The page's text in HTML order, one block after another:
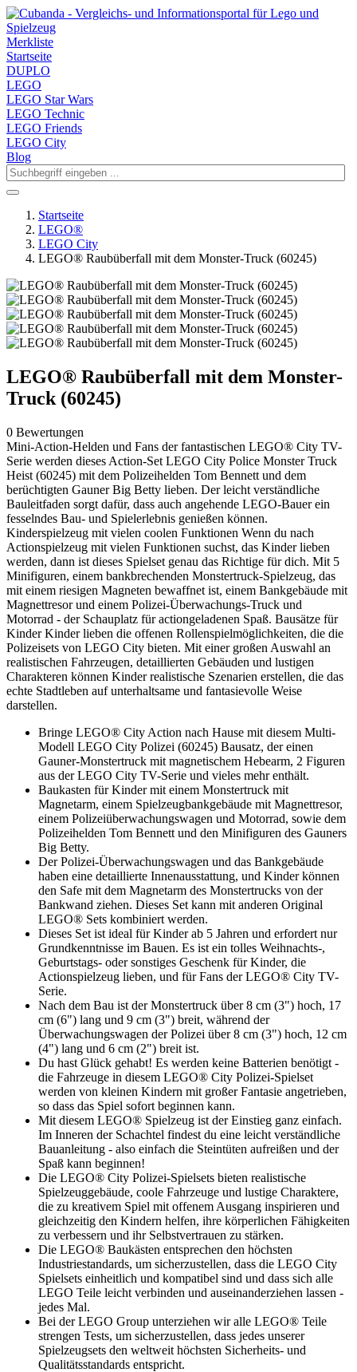
Merkliste
Startseite
DUPLO
LEGO
LEGO Star Wars
LEGO Technic
LEGO Friends
LEGO City
Blog
Startseite
LEGO®
LEGO City
LEGO® Raubüberfall mit dem Monster-Truck (60245)
LEGO® Raubüberfall mit dem Monster-
Truck (60245)
0 Bewertungen
Mini-Action-Helden und Fans der fantastischen LEGO® City TV-
Serie werden dieses Action-Set LEGO City Police Monster Truck
Heist (60245) mit dem Polizeihelden Tom Bennett und dem
berüchtigten Gauner Big Betty lieben. Der leicht verständliche
Bauleitfaden sorgt dafür, dass auch angehende LEGO-Bauer ein
fesselndes Bau- und Spielerlebnis genießen können.
Kinderspielzeug mit vielen coolen Funktionen Wenn du nach
Actionspielzeug mit vielen Funktionen suchst, das Kinder lieben
werden, dann ist dieses Spielset genau das Richtige für dich. Mit 5
Minifiguren, einem bankbrechenden Monstertruck-Spielzeug, das
mit einem riesigen Magneten bewaffnet ist, einem Bankgebäude mit
Magnettresor und einem Polizei-Überwachungs-Truck und
Motorrad - der Schauplatz für actiongeladenen Spaß. Bausätze für
Kinder Kinder lieben die offenen Rollenspielmöglichkeiten, die die
Polizeisets von LEGO City bieten. Mit einer großen Auswahl an
realistischen Fahrzeugen, detaillierten Gebäuden und lustigen
Charakteren können Kinder realistische Szenarien erstellen, die das
echte Stadtleben auf unterhaltsame und fantasievolle Weise
darstellen.
Bringe LEGO® City Action nach Hause mit diesem Multi-
Modell LEGO City Polizei (60245) Bausatz, der einen
Gauner-Monstertruck mit magnetischem Hebearm, 2 Figuren
aus der LEGO City TV-Serie und vieles mehr enthält.
Baukasten für Kinder mit einem Monstertruck mit
Magnetarm, einem Spielzeugbankgebäude mit Magnettresor,
einem Polizeiüberwachungswagen und Motorrad, sowie dem
Polizeihelden Tom Bennett und den Minifiguren des Gauners
Big Betty.
Der Polizei-Überwachungswagen und das Bankgebäude
haben eine detaillierte Innenausstattung, und Kinder können
den Safe mit dem Magnetarm des Monstertrucks von der
Bankwand ziehen. Dieses Set kann mit anderen Original
LEGO® Sets kombiniert werden.
Dieses Set ist ideal für Kinder ab 5 Jahren und erfordert nur
Grundkenntnisse im Bauen. Es ist ein tolles Weihnachts-,
Geburtstags- oder sonstiges Geschenk für Kinder, die
Actionspielzeug lieben, und für Fans der LEGO® City TV-
Serie.
Nach dem Bau ist der Monstertruck über 8 cm (3") hoch, 17
cm (6") lang und 9 cm (3") breit, während der
Überwachungswagen der Polizei über 8 cm (3") hoch, 12 cm
(4") lang und 6 cm (2") breit ist.
Du hast Glück gehabt! Es werden keine Batterien benötigt -
die Fahrzeuge in diesem LEGO® City Polizei-Spielset
werden von kleinen Kindern mit großer Fantasie angetrieben,
so dass das Spiel sofort beginnen kann.
Mit diesem LEGO® Spielzeug ist der Einstieg ganz einfach.
Im Inneren der Schachtel findest du eine leicht verständliche
Bauanleitung - also einfach die Steintüten aufreißen und der
Spaß kann beginnen!
Die LEGO® City Polizei-Spielsets bieten realistische
Spielzeuggebäude, coole Fahrzeuge und lustige Charaktere,
die zu kreativem Spiel mit offenem Ausgang inspirieren und
gleichzeitig den Kindern helfen, ihre körperlichen Fähigkeiten
zu verbessern und ihr Selbstvertrauen zu stärken.
Die LEGO® Baukästen entsprechen den höchsten
Industriestandards, um sicherzustellen, dass die LEGO City
Spielsets einheitlich und kompatibel sind und dass sich alle
LEGO Teile leicht verbinden und auseinanderziehen lassen -
jedes Mal.
Bei der LEGO Group unterziehen wir alle LEGO® Teile
strengen Tests, um sicherzustellen, dass jedes unserer
Spielzeugsets den weltweit höchsten Sicherheits- und
Qualitätsstandards entspricht.